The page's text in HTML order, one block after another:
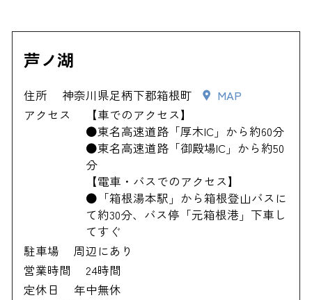
芦ノ湖
住所 神奈川県足柄下郡箱根町
MAP
アクセス
【車でのアクセス】
●東名高速道路「厚木IC」から約60分
●東名高速道路「御殿場IC」から約50
分
【電車・バスでのアクセス】
●「箱根湯本駅」から箱根登山バスに
て約30分、バス停「元箱根港」下車し
てすぐ
駐車場
周辺にあり
営業時間
24時間
定休日
年中無休